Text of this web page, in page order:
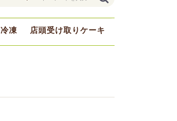
冷凍 店頭受け取りケーキ